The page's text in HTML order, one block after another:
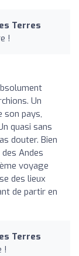
Terres
!
Un
son pays,
quasi sans
douter. Bien
Andes
voyage
des lieux
de partir en
Terres
!